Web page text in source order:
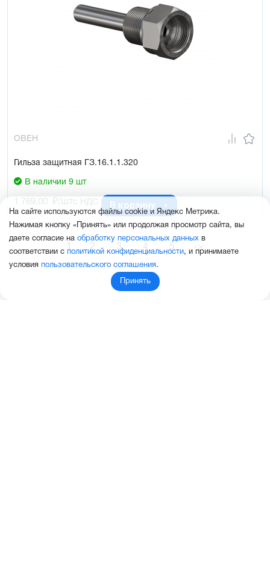
ОВЕН
Гильза защитная ГЗ.16.1.1.320
В наличии 9 шт
1 769,00 ₽/штс НДС В корзину
1 2 3 4 5 ->
На сайте используются файлы cookie и Яндекс Метрика.
Нажимая кнопку «Принять» или продолжая просмотр сайта, вы
даете согласие на обработку персональных данных в
соответствии с политикой конфиденциальности, и принимаете
условия пользовательского соглашения.
Принять